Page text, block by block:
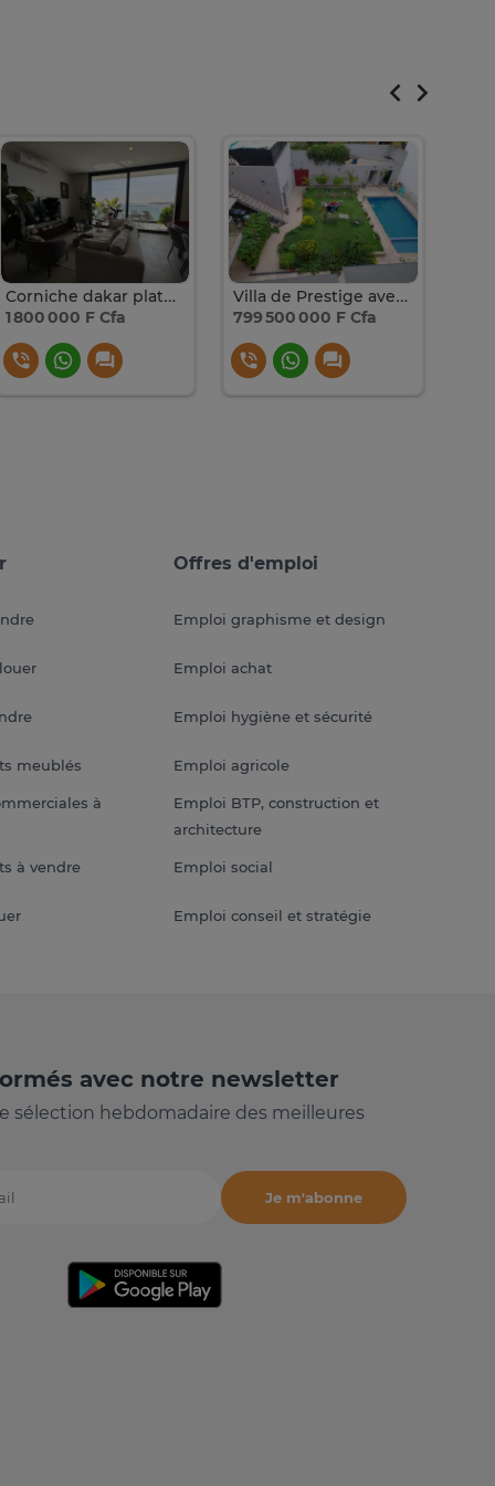
Corniche dakar plateau vue mer
1 800 000 F Cfa
Villa de Prestige avec Vue Mer à Yoff Virage
799 500 000 F Cfa
meublés
à
à vendre
Offres d'emploi
Emploi graphisme et design
Emploi achat
Emploi hygiène et sécurité
Emploi agricole
Emploi BTP, construction et
architecture
Emploi social
Emploi conseil et stratégie
avec notre newsletter
sélection hebdomadaire des meilleures
Je m'abonne